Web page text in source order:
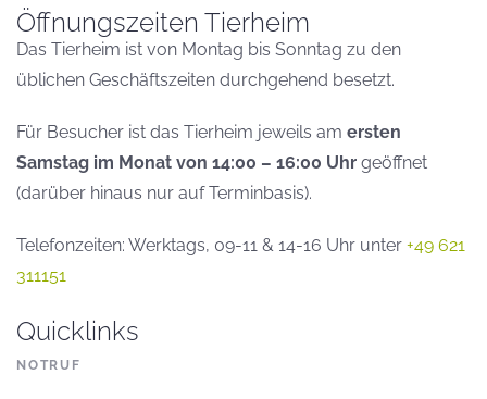
Öffnungszeiten Tierheim
Das Tierheim ist von Montag bis Sonntag zu den
üblichen Geschäftszeiten durchgehend besetzt.
Für Besucher ist das Tierheim jeweils am ersten
Samstag im Monat von 14:00 – 16:00 Uhr geöffnet
(darüber hinaus nur auf Terminbasis).
Telefonzeiten: Werktags, 09-11 & 14-16 Uhr unter +49 621
311151
Quicklinks
NOTRUF